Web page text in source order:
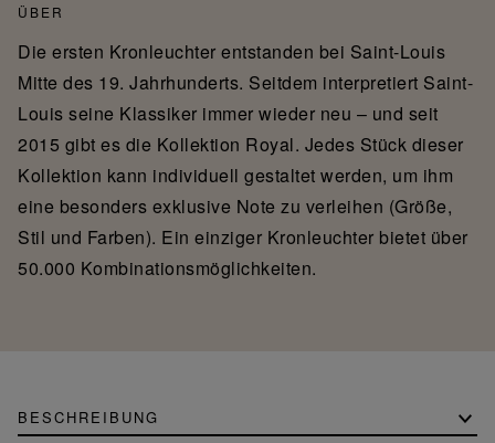
ÜBER
Die ersten Kronleuchter entstanden bei Saint-Louis
Mitte des 19. Jahrhunderts. Seitdem interpretiert Saint-
Louis seine Klassiker immer wieder neu – und seit
2015 gibt es die Kollektion Royal. Jedes Stück dieser
Kollektion kann individuell gestaltet werden, um ihm
eine besonders exklusive Note zu verleihen (Größe,
Stil und Farben). Ein einziger Kronleuchter bietet über
50.000 Kombinationsmöglichkeiten.
BESCHREIBUNG